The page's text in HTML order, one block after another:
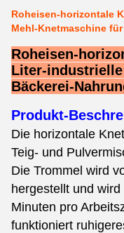
Roheisen-horizontale
Mehl-Knetmaschine
Roheisen-
Liter-
Bäckerei-
Produkt-
Die horizontale
Teig- und
Die Trommel wird
hergestellt und
Minuten pro
funktioniert